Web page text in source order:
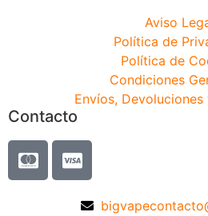
Aviso
Política de
Política de
Condiciones
Envíos, Devoluciones
Contacto